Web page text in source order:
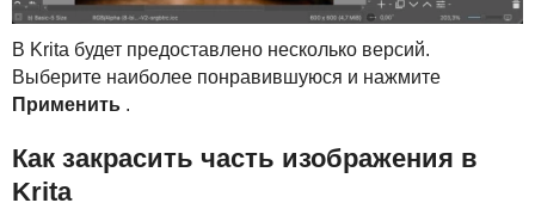
В Krita будет предоставлено несколько версий.
Выберите наиболее понравившуюся и нажмите
Применить .
Как закрасить часть изображения в
Krita